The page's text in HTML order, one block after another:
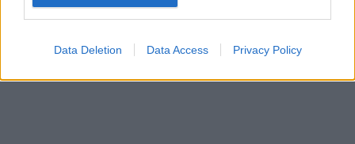
Data Deletion Data Access Privacy Policy